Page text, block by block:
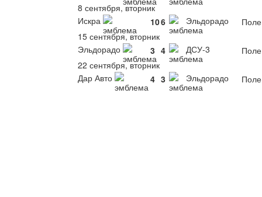
8 сентября, вторник
Искра
106 Эльдорадо
15 сентября, вторник
Эльдорадо
3 4 ДСУ-3
Поле
22 сентября, вторник
Дар Авто
4 3 Эльдорадо